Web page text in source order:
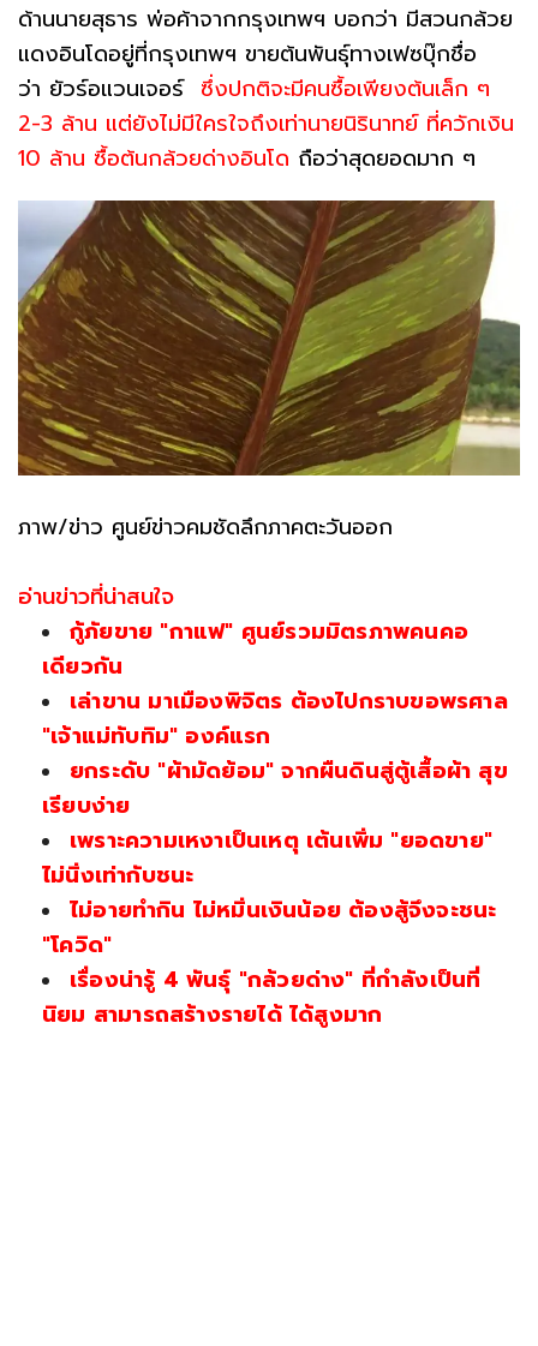
ด้านนายสุธาร พ่อค้าจากกรุงเทพฯ บอกว่า มีสวนกล้วย
แดงอินโดอยู่ที่กรุงเทพฯ ขายต้นพันธุ์ทางเฟซบุ๊กชื่อ
ว่า ยัวร์อแวนเจอร์ ซึ่งปกติจะมีคนซื้อเพียงต้นเล็ก ๆ
2-3 ล้าน แต่ยังไม่มีใครใจถึงเท่านายนิรินาทย์ ที่ควักเงิน
10 ล้าน ซื้อต้นกล้วยด่างอินโด ถือว่าสุดยอดมาก ๆ
ภาพ/ข่าว ศูนย์ข่าวคมชัดลึกภาคตะวันออก
อ่านข่าวที่น่าสนใจ
กู้ภัยขาย "กาแฟ" ศูนย์รวมมิตรภาพคนคอ
เดียวกัน
เล่าขาน มาเมืองพิจิตร ต้องไปกราบขอพรศาล
"เจ้าแม่ทับทิม" องค์แรก
ยกระดับ "ผ้ามัดย้อม" จากผืนดินสู่ตู้เสื้อผ้า สุข
เรียบง่าย
เพราะความเหงาเป็นเหตุ เต้นเพิ่ม "ยอดขาย"
ไม่นิ่งเท่ากับชนะ
ไม่อายทำกิน ไม่หมิ่นเงินน้อย ต้องสู้จึงจะชนะ
"โควิด"
เรื่องน่ารู้ 4 พันธุ์ "กล้วยด่าง" ที่กำลังเป็นที่
นิยม สามารถสร้างรายได้ ได้สูงมาก